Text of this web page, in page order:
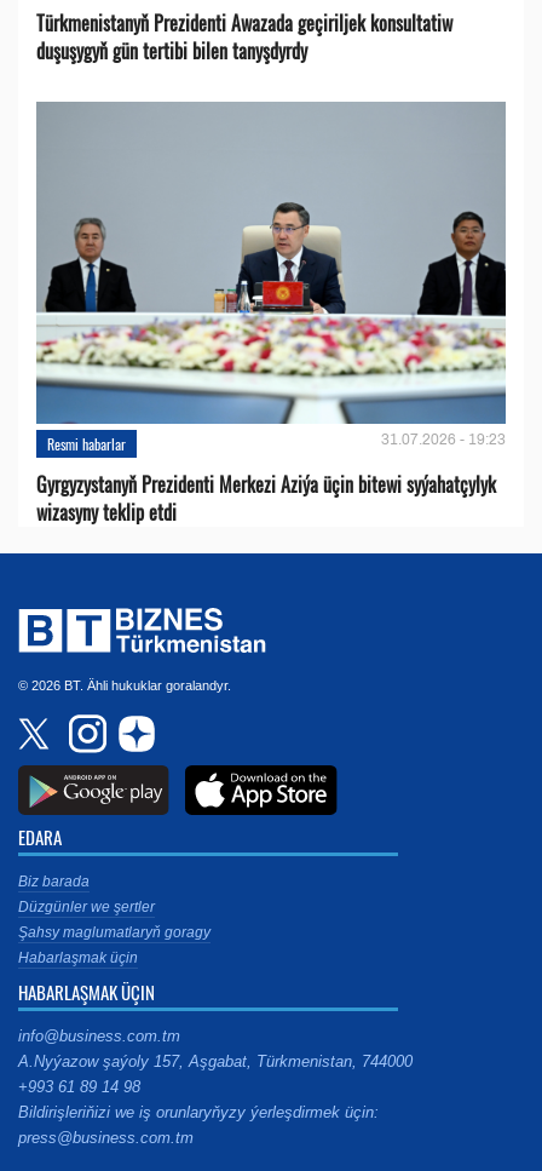
Türkmenistanyň Prezidenti Awazada geçiriljek konsultatiw
duşuşygyň gün tertibi bilen tanyşdyrdy
Resmi habarlar 31.07.2026 - 19:23
Gyrgyzystanyň Prezidenti Merkezi Aziýa üçin bitewi syýahatçylyk
wizasyny teklip etdi
© 2026 BT. Ähli hukuklar goralandyr.
EDARA
Biz barada
Düzgünler we şertler
Şahsy maglumatlaryň goragy
Habarlaşmak üçin
HABARLAŞMAK ÜÇIN
info@business.com.tm
A.Nyýazow şaýoly 157, Aşgabat, Türkmenistan, 744000
+993 61 89 14 98
Bildirişleriňizi we iş orunlaryňyzy ýerleşdirmek üçin:
press@business.com.tm